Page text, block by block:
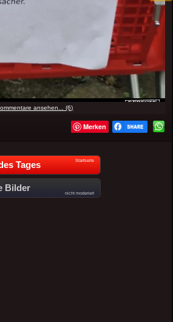
ansehen... (6)
Merken
Tages Startseite
Bilder
nicht moderiert